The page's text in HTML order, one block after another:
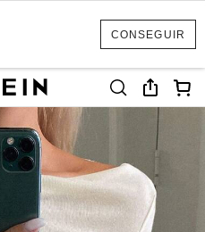
CONSEGUIR